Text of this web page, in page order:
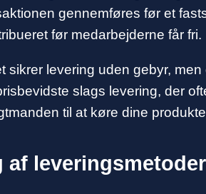
gennemføres før et
før medarbejderne får fri.
sikrer levering uden gebyr,
slags levering, der
til at køre dine
af leveringsmetoder